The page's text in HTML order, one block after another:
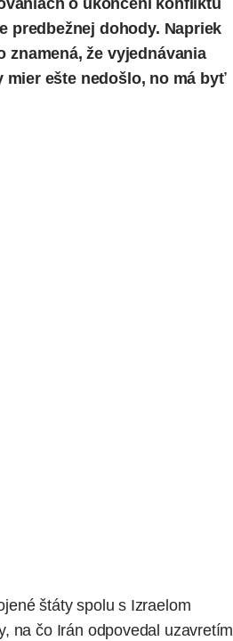
o ukončení konfliktu
predbežnej dohody. Napriek
znamená, že vyjednávania
mier ešte nedošlo, no má byť
štáty spolu s Izraelom
na čo Irán odpovedal uzavretím